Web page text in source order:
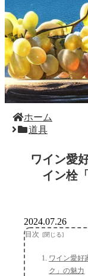
ホーム
道具
ワイン愛
イン栓
2024.07.26
目次
ワイン愛好
ク」の魅力